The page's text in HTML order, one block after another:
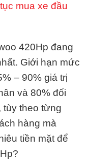
mua xe đầu
420Hp đang
Giới hạn mức
– 90% giá trị
và 80% đối
tùy theo từng
hàng mà
tiền mặt để